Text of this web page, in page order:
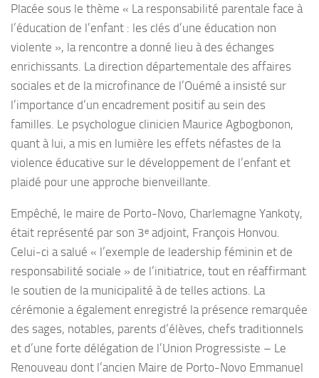
Placée sous le thème « La responsabilité parentale face à
l’éducation de l’enfant : les clés d’une éducation non
violente », la rencontre a donné lieu à des échanges
enrichissants. La direction départementale des affaires
sociales et de la microfinance de l’Ouémé a insisté sur
l’importance d’un encadrement positif au sein des
familles. Le psychologue clinicien Maurice Agbogbonon,
quant à lui, a mis en lumière les effets néfastes de la
violence éducative sur le développement de l’enfant et
plaidé pour une approche bienveillante.
Empêché, le maire de Porto-Novo, Charlemagne Yankoty,
était représenté par son 3ᵉ adjoint, François Honvou.
Celui-ci a salué « l’exemple de leadership féminin et de
responsabilité sociale » de l’initiatrice, tout en réaffirmant
le soutien de la municipalité à de telles actions. La
cérémonie a également enregistré la présence remarquée
des sages, notables, parents d’élèves, chefs traditionnels
et d’une forte délégation de l’Union Progressiste – Le
Renouveau dont l’ancien Maire de Porto-Novo Emmanuel